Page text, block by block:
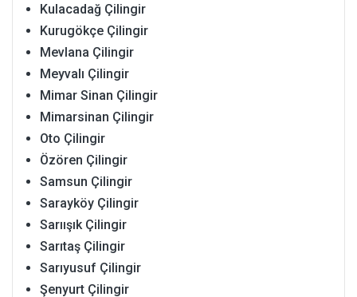
Kulacadağ Çilingir
Kurugökçe Çilingir
Mevlana Çilingir
Meyvalı Çilingir
Mimar Sinan Çilingir
Mimarsinan Çilingir
Oto Çilingir
Özören Çilingir
Samsun Çilingir
Sarayköy Çilingir
Sarıışık Çilingir
Sarıtaş Çilingir
Sarıyusuf Çilingir
Şenyurt Çilingir